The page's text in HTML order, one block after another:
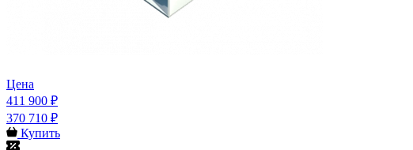
Цена
411 900 ₽
370 710 ₽
Купить